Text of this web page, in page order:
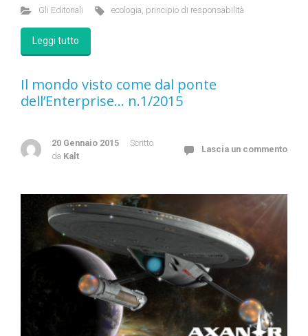
Gli Editoriali ecologia, principio di responsabilità
Leggi tutto
Il mondo visto come dal ponte
dell’Enterprise… n.1/2015
20 Gennaio 2015
Scritto
da Kalt
Lascia un commento